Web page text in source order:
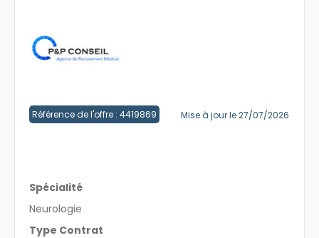
Référence de l'offre : 4419869 Mise à jour le 27/07/2026
Spécialité
Neurologie
Type Contrat